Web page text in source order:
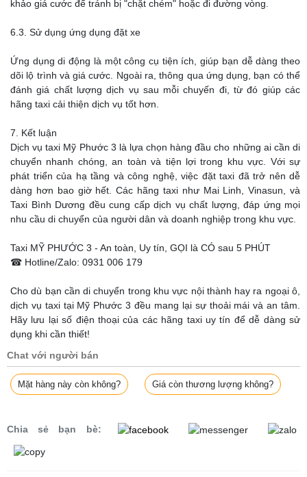
khảo giá cước để tránh bị "chặt chém" hoặc đi đường vòng.
6.3. Sử dụng ứng dụng đặt xe
Ứng dụng di động là một công cụ tiện ích, giúp bạn dễ dàng theo
dõi lộ trình và giá cước. Ngoài ra, thông qua ứng dụng, bạn có thể
đánh giá chất lượng dịch vụ sau mỗi chuyến đi, từ đó giúp các
hãng taxi cải thiện dịch vụ tốt hơn.
7. Kết luận
Dịch vụ taxi Mỹ Phước 3 là lựa chọn hàng đầu cho những ai cần di
chuyển nhanh chóng, an toàn và tiện lợi trong khu vực. Với sự
phát triển của hạ tầng và công nghệ, việc đặt taxi đã trở nên dễ
dàng hơn bao giờ hết. Các hãng taxi như Mai Linh, Vinasun, và
Taxi Bình Dương đều cung cấp dịch vụ chất lượng, đáp ứng mọi
nhu cầu di chuyển của người dân và doanh nghiệp trong khu vực.
Taxi MỸ PHƯỚC 3 - An toàn, Uy tín, GỌI là CÓ sau 5 PHÚT
☎ Hotline/Zalo: 0931 006 179
Cho dù bạn cần di chuyển trong khu vực nội thành hay ra ngoại ô,
dịch vụ taxi tại Mỹ Phước 3 đều mang lại sự thoải mái và an tâm.
Hãy lưu lại số điện thoại của các hãng taxi uy tín để dễ dàng sử
dụng khi cần thiết!
Chat với người bán
Mặt hàng này còn không? Giá còn thương lượng không?
Chia sẻ bạn bè: